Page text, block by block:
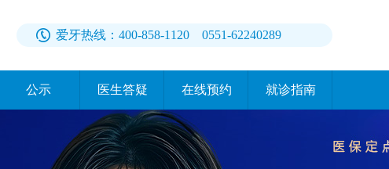
爱牙热线：400-858-1120 0551-62240289
公示 医生答疑 在线预约 就诊指南